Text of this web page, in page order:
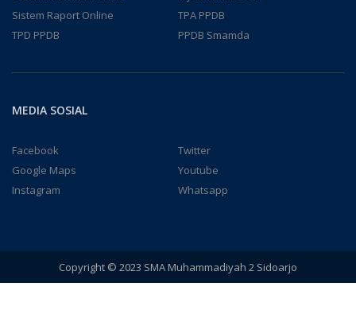
Sistem Raport Online
TPA PPDB
TPD PPDB
PPDB Smamda
MEDIA SOSIAL
Facebook
Twitter
Google Maps
Youtube
Instagram
Whatsapp
Copyright © 2023 SMA Muhammadiyah 2 Sidoarjo